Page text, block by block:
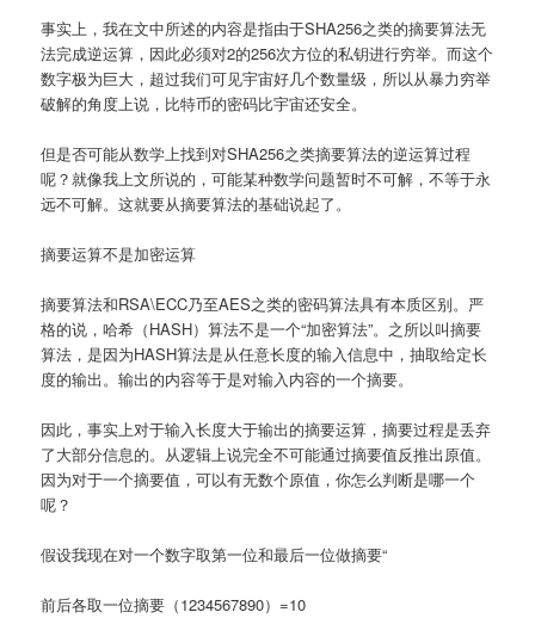
事实上，我在文中所述的内容是指由于SHA256之类的摘要算法无
法完成逆运算，因此必须对2的256次方位的私钥进行穷举。而这个
数字极为巨大，超过我们可见宇宙好几个数量级，所以从暴力穷举
破解的角度上说，比特币的密码比宇宙还安全。
但是否可能从数学上找到对SHA256之类摘要算法的逆运算过程
呢？就像我上文所说的，可能某种数学问题暂时不可解，不等于永
远不可解。这就要从摘要算法的基础说起了。
摘要运算不是加密运算
摘要算法和RSA\ECC乃至AES之类的密码算法具有本质区别。严
格的说，哈希（HASH）算法不是一个“加密算法”。之所以叫摘要
算法，是因为HASH算法是从任意长度的输入信息中，抽取给定长
度的输出。输出的内容等于是对输入内容的一个摘要。
因此，事实上对于输入长度大于输出的摘要运算，摘要过程是丢弃
了大部分信息的。从逻辑上说完全不可能通过摘要值反推出原值。
因为对于一个摘要值，可以有无数个原值，你怎么判断是哪一个
呢？
假设我现在对一个数字取第一位和最后一位做摘要“
前后各取一位摘要（1234567890）=10